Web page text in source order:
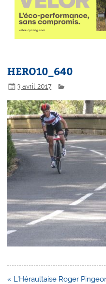
HERO10_640
3 avril 2017
Navigation
« L’Héraultaise Roger